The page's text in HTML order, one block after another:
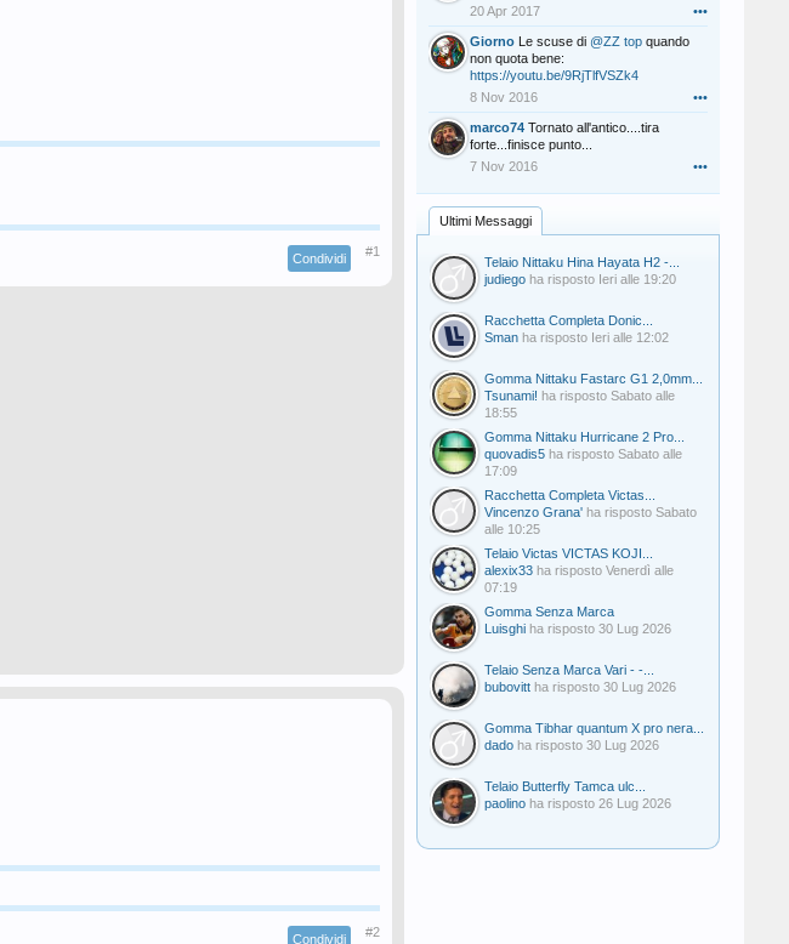
Condividi #1
Condividi #2
20 Apr 2017
•••
Giorno Le scuse di @ZZ top quando
non quota bene:
https://youtu.be/9RjTlfVSZk4
8 Nov 2016
•••
marco74 Tornato all'antico....tira
forte...finisce punto...
7 Nov 2016
•••
Ultimi Messaggi
Telaio Nittaku Hina Hayata H2 -...
judiego ha risposto Ieri alle 19:20
Racchetta Completa Donic...
Sman ha risposto Ieri alle 12:02
Gomma Nittaku Fastarc G1 2,0mm...
Tsunami! ha risposto Sabato alle
18:55
Gomma Nittaku Hurricane 2 Pro...
quovadis5 ha risposto Sabato alle
17:09
Racchetta Completa Victas...
Vincenzo Grana' ha risposto Sabato
alle 10:25
Telaio Victas VICTAS KOJI...
alexix33 ha risposto Venerdì alle
07:19
Gomma Senza Marca
Luisghi ha risposto 30 Lug 2026
Telaio Senza Marca Vari - -...
bubovitt ha risposto 30 Lug 2026
Gomma Tibhar quantum X pro nera...
dado ha risposto 30 Lug 2026
Telaio Butterfly Tamca ulc...
paolino ha risposto 26 Lug 2026